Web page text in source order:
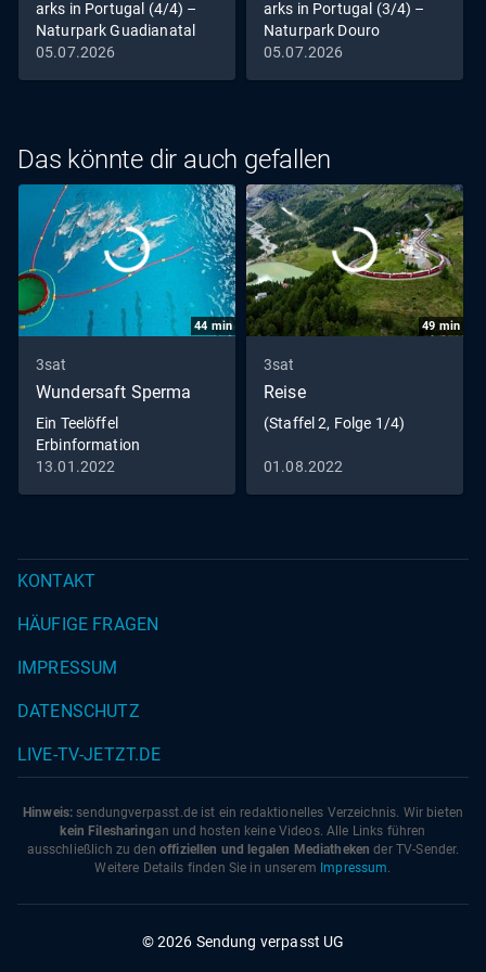
arks in Portugal (4/4) –
Naturpark Guadianatal
05.07.2026
arks in Portugal (3/4) –
Naturpark Douro
05.07.2026
Das könnte dir auch gefallen
44 min
3sat
Wundersaft Sperma
Ein Teelöffel
Erbinformation
13.01.2022
49 min
3sat
Reise
(Staffel 2, Folge 1/4)
01.08.2022
KONTAKT
HÄUFIGE FRAGEN
IMPRESSUM
DATENSCHUTZ
LIVE-TV-JETZT.DE
Hinweis: sendungverpasst.de ist ein redaktionelles Verzeichnis. Wir bieten
kein Filesharingan und hosten keine Videos. Alle Links führen
ausschließlich zu den offiziellen und legalen Mediatheken der TV-Sender.
Weitere Details finden Sie in unserem Impressum.
© 2026 Sendung verpasst UG